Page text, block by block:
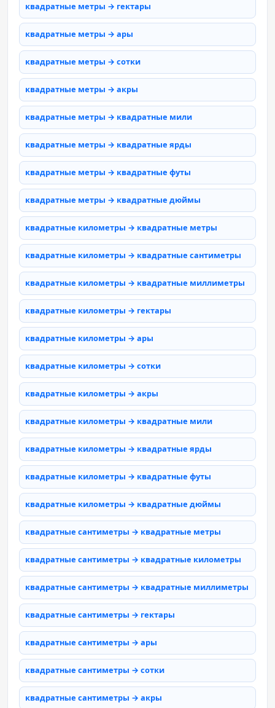
квадратные метры → гектары
квадратные метры → ары
квадратные метры → сотки
квадратные метры → акры
квадратные метры → квадратные мили
квадратные метры → квадратные ярды
квадратные метры → квадратные футы
квадратные метры → квадратные дюймы
квадратные километры → квадратные метры
квадратные километры → квадратные сантиметры
квадратные километры → квадратные миллиметры
квадратные километры → гектары
квадратные километры → ары
квадратные километры → сотки
квадратные километры → акры
квадратные километры → квадратные мили
квадратные километры → квадратные ярды
квадратные километры → квадратные футы
квадратные километры → квадратные дюймы
квадратные сантиметры → квадратные метры
квадратные сантиметры → квадратные километры
квадратные сантиметры → квадратные миллиметры
квадратные сантиметры → гектары
квадратные сантиметры → ары
квадратные сантиметры → сотки
квадратные сантиметры → акры